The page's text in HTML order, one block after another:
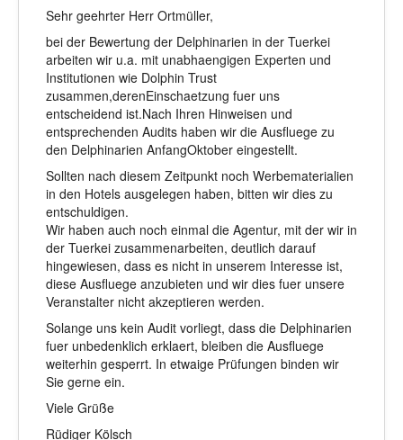
Sehr geehrter Herr Ortmüller,
bei der Bewertung der Delphinarien in der Tuerkei
arbeiten wir u.a. mit unabhaengigen Experten und
Institutionen wie Dolphin Trust
zusammen,derenEinschaetzung fuer uns
entscheidend ist.Nach Ihren Hinweisen und
entsprechenden Audits haben wir die Ausfluege zu
den Delphinarien AnfangOktober eingestellt.
Sollten nach diesem Zeitpunkt noch Werbematerialien
in den Hotels ausgelegen haben, bitten wir dies zu
entschuldigen.
Wir haben auch noch einmal die Agentur, mit der wir in
der Tuerkei zusammenarbeiten, deutlich darauf
hingewiesen, dass es nicht in unserem Interesse ist,
diese Ausfluege anzubieten und wir dies fuer unsere
Veranstalter nicht akzeptieren werden.
Solange uns kein Audit vorliegt, dass die Delphinarien
fuer unbedenklich erklaert, bleiben die Ausfluege
weiterhin gesperrt. In etwaige Prüfungen binden wir
Sie gerne ein.
Viele Grüße
Rüdiger Kölsch